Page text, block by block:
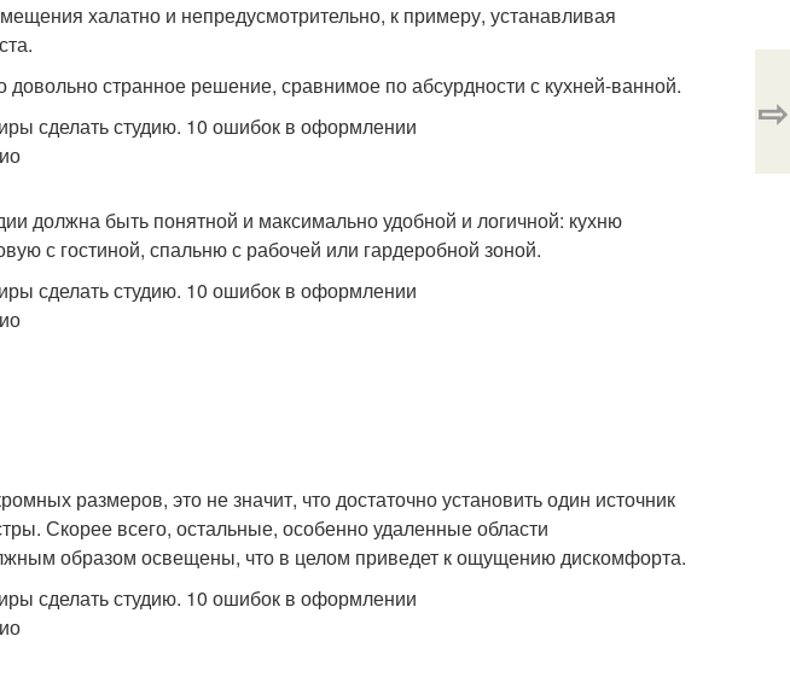
халатно и непредусмотрительно, к примеру, устанавливая
странное решение, сравнимое по абсурдности с кухней-ванной.
должна быть понятной и максимально удобной и логичной: кухню
с гостиной, спальню с рабочей или гардеробной зоной.
размеров, это не значит, что достаточно установить один источник
Скорее всего, остальные, особенно удаленные области
образом освещены, что в целом приведет к ощущению дискомфорта.
⇨